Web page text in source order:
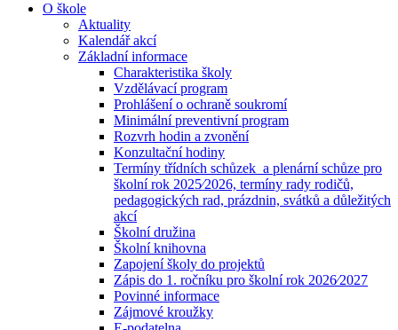
O škole
Aktuality
Kalendář akcí
Základní informace
Charakteristika školy
Vzdělávací program
Prohlášení o ochraně soukromí
Minimální preventivní program
Rozvrh hodin a zvonění
Konzultační hodiny
Termíny třídních schůzek a plenární schůze pro
školní rok 2025⁄2026, termíny rady rodičů,
pedagogických rad, prázdnin, svátků a důležitých
akcí
Školní družina
Školní knihovna
Zapojení školy do projektů
Zápis do 1. ročníku pro školní rok 2026⁄2027
Povinné informace
Zájmové kroužky